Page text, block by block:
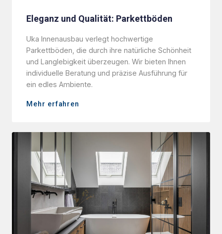
Eleganz und Qualität: Parkettböden
Uka Innenausbau verlegt hochwertige
Parkettböden, die durch ihre natürliche Schönheit
und Langlebigkeit überzeugen. Wir bieten Ihnen
individuelle Beratung und präzise Ausführung für
ein edles Ambiente.
Mehr erfahren